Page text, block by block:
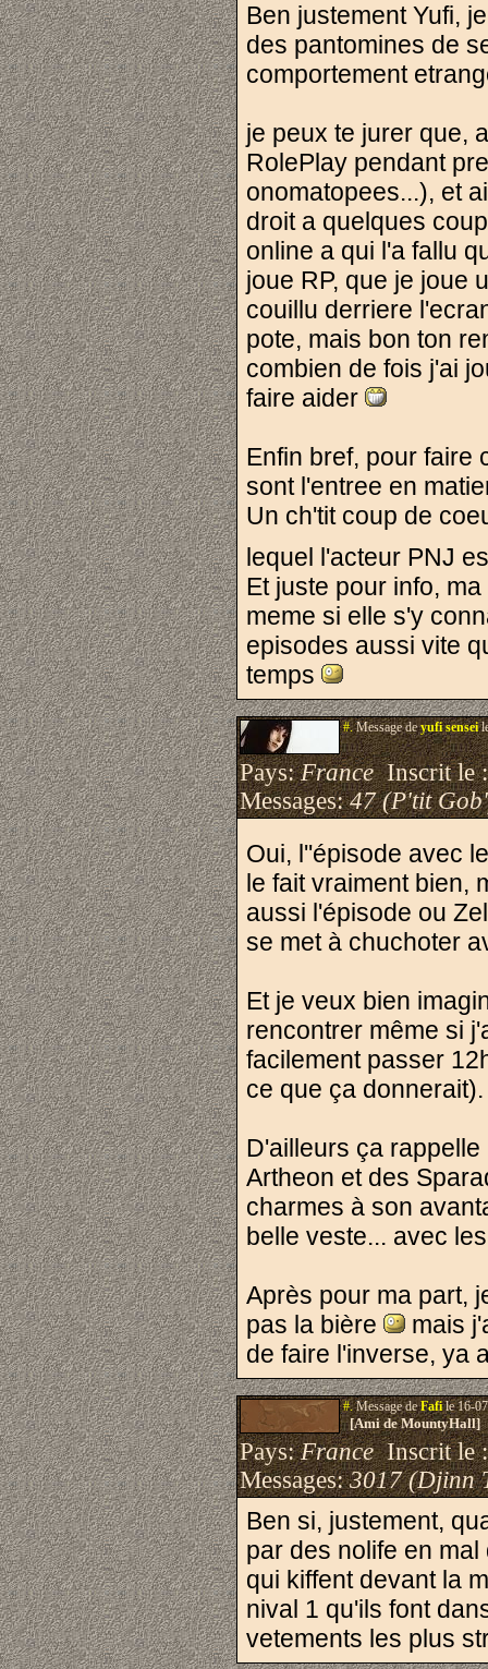
Ben justement Yufi,
des pantomines de
comportement
je peux te jurer que,
RolePlay pendant
onomatopees...), et
droit a quelques
online a qui l'a fallu
joue RP, que je joue
couillu derriere
pote, mais bon ton
combien de fois j'ai
faire aider
Enfin bref, pour faire
sont l'entree en
Un ch'tit coup de
lequel l'acteur PNJ
Et juste pour info,
meme si elle s'y
episodes aussi vite
temps
#.Message deyufi sensei
Pays:FranceInscrit le
Messages:47 (P'tit
Oui, l''épisode avec
le fait vraiment bien,
aussi l'épisode ou
se met à chuchoter
Et je veux bien
rencontrer même si
facilement passer
ce que ça donnerait).
D'ailleurs ça
Artheon et des
charmes à son
belle veste... avec
Après pour ma part,
pas la bière
mais
de faire l'inverse, ya
#.Message deFafile 16-
[Ami de MountyHall]
Pays:FranceInscrit le
Messages:3017 (Djinn
Ben si, justement,
par des nolife en
qui kiffent devant la
nival 1 qu'ils font
vetements les plus